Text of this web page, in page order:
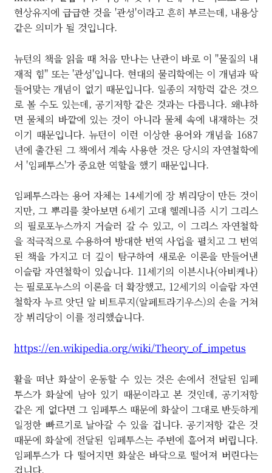
현상유지에 급급한 것을 '관성'이라고 흔히 부르는데, 내용상
같은 의미가 될 것입니다.
뉴턴의 책을 읽을 때 처음 만나는 난관이 바로 이 "물질의 내
재적 힘" 또는 '관성'입니다. 현대의 물리학에는 이 개념과 딱
들어맞는 개념이 없기 때문입니다. 일종의 저항력 같은 것으
로 볼 수도 있는데, 공기저항 같은 것과는 다릅니다. 왜냐하
면 물체의 바깥에 있는 것이 아니라 물체 속에 내재하는 것
이기 때문입니다. 뉴턴이 이런 이상한 용어와 개념을 1687
년에 출간된 그 책에서 계속 사용한 것은 당시의 자연철학에
서 '임페투스'가 중요한 역할을 했기 때문입니다.
임페투스라는 용어 자체는 14세기에 장 뷔리당이 만든 것이
지만, 그 뿌리를 찾아보면 6세기 고대 헬레니즘 시기 그리스
의 필로포누스까지 거슬러 갈 수 있고, 이 그리스 자연철학
을 적극적으로 수용하여 방대한 번역 사업을 펼치고 그 번역
된 책을 가지고 더 깊이 탐구하여 새로운 이론을 만들어낸
이슬람 자연철학이 있습니다. 11세기의 이븐시나(아비케나)
는 필로포누스의 이론을 더 확장했고, 12세기의 이슬람 자연
철학자 누르 앗딘 알 비트루지(알페트라기우스)의 손을 거쳐
장 뷔리당이 이를 정리했습니다.
https://en.wikipedia.org/wiki/Theory_of_impetus
활을 떠난 화살이 운동할 수 있는 것은 손에서 전달된 임페
투스가 화살에 남아 있기 때문이라고 본 것인데, 공기저항
같은 게 없다면 그 임페투스 때문에 화살이 그대로 반듯하게
일정한 빠르기로 날아갈 수 있을 겁니다. 공기저항 같은 것
때문에 화살에 전달된 임페투스는 주변에 흩어져 버립니다.
임페투스가 다 떨어지면 화살은 바닥으로 떨어져 버린다는
겁니다.